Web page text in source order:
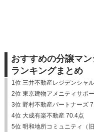
おすすめの分譲マ
ランキングまとめ
1位 三井不動産レジデンシャ
2位 東京建物アメニティサポ
3位 野村不動産パートナーズ
4位 大成有楽不動産 70.4点
5位 明和地所コミュニティ（